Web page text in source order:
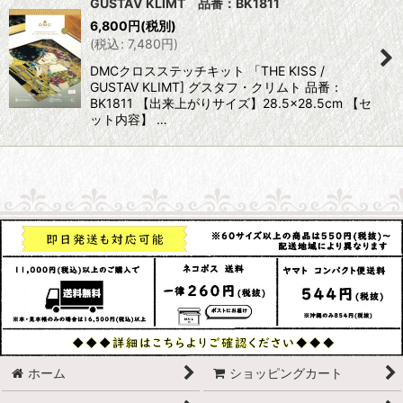
GUSTAV KLIMT 品番：BK1811
6,800円(税別)
(税込: 7,480円)
DMCクロスステッチキット 「THE KISS /
GUSTAV KLIMT] グスタフ・クリムト 品番：
BK1811 【出来上がりサイズ】28.5×28.5cm 【セ
ット内容】 …
ホーム ショッピングカート